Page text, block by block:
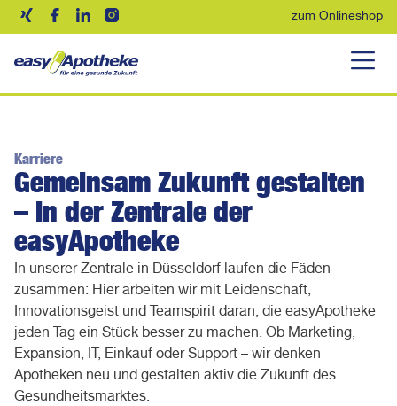
zum Onlineshop
Karriere
Gemeinsam Zukunft gestalten
– in der Zentrale der
easyApotheke
In unserer Zentrale in Düsseldorf laufen die Fäden
zusammen: Hier arbeiten wir mit Leidenschaft,
Innovationsgeist und Teamspirit daran, die easyApotheke
jeden Tag ein Stück besser zu machen. Ob Marketing,
Expansion, IT, Einkauf oder Support – wir denken
Apotheken neu und gestalten aktiv die Zukunft des
Gesundheitsmarktes.